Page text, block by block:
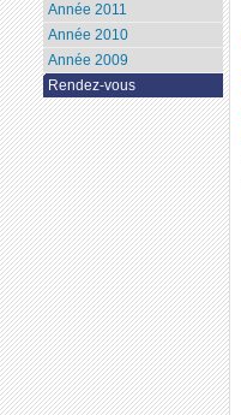
Année 2011
Année 2010
Année 2009
Rendez-vous